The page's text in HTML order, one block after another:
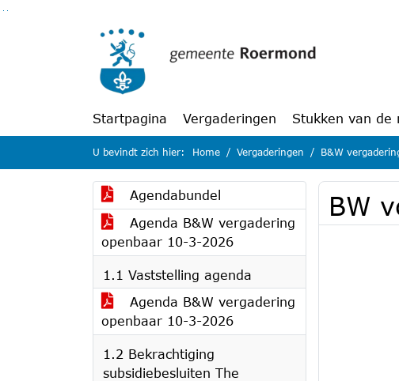
Startpagina Vergaderingen Stukken van de
U bevindt zich hier: Home Vergaderingen B&W
Agendabundel
Agenda B&W vergadering
openbaar 10-3-2026
1.1 Vaststelling agenda
Agenda B&W vergadering
openbaar 10-3-2026
1.2 Bekrachtiging
subsidiebesluiten The
BW